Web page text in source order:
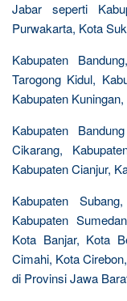
Jabar seperti
Purwakarta, Kota
Kabupaten
Tarogong Kidul,
Kabupaten
Kabupaten
Cikarang,
Kabupaten Cianjur,
Kabupaten
Kabupaten
Kota Banjar, Kota
Cimahi, Kota
di Provinsi Jawa